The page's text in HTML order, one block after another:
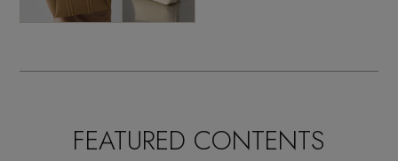
FEATURED CONTENTS